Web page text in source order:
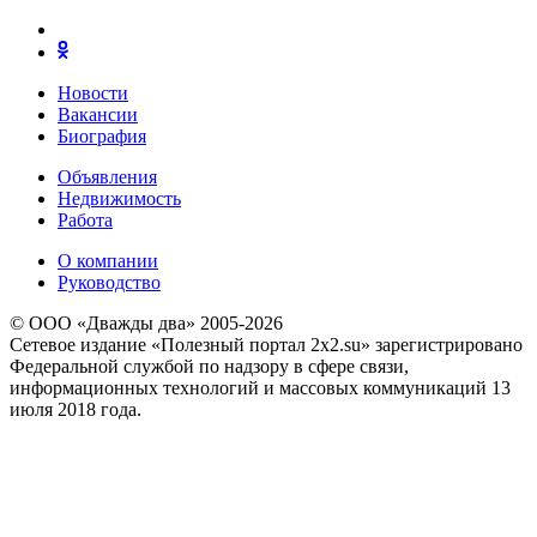
Новости
Вакансии
Биография
Объявления
Недвижимость
Работа
О компании
Руководство
© ООО «Дважды два» 2005-2026
Сетевое издание «Полезный портал 2x2.su» зарегистрировано
Федеральной службой по надзору в сфере связи,
информационных технологий и массовых коммуникаций 13
июля 2018 года.